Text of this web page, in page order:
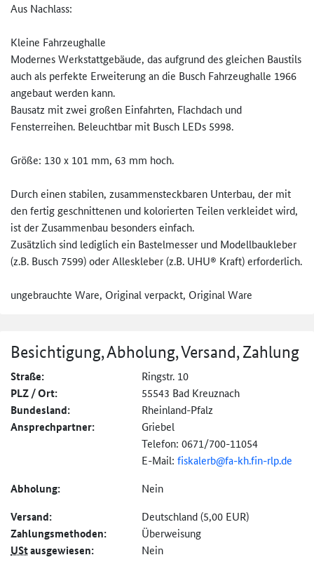
Aus Nachlass:
Kleine Fahrzeughalle
Modernes Werkstattgebäude, das aufgrund des gleichen Baustils
auch als perfekte Erweiterung an die Busch Fahrzeughalle 1966
angebaut werden kann.
Bausatz mit zwei großen Einfahrten, Flachdach und
Fensterreihen. Beleuchtbar mit Busch LEDs 5998.
Größe: 130 x 101 mm, 63 mm hoch.
Durch einen stabilen, zusammensteckbaren Unterbau, der mit
den fertig geschnittenen und kolorierten Teilen verkleidet wird,
ist der Zusammenbau besonders einfach.
Zusätzlich sind lediglich ein Bastelmesser und Modellbaukleber
(z.B. Busch 7599) oder Alleskleber (z.B. UHU® Kraft) erforderlich.
ungebrauchte Ware, Original verpackt, Original Ware
Besichtigung, Abholung, Versand, Zahlung
Straße: Ringstr. 10
PLZ / Ort: 55543 Bad Kreuznach
Bundesland: Rheinland-Pfalz
Ansprechpartner:
Griebel
Telefon: 0671/700-11054
E-Mail: fiskalerb@fa-kh.fin-rlp.de
Abholung: Nein
Versand: Deutschland (5,00 EUR)
Zahlungs­methoden: Überweisung
UStausgewiesen: Nein